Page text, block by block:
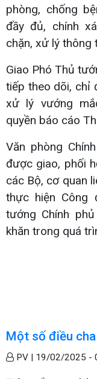
phòng, chống
đầy đủ, chính
chặn, xử lý thông
Giao Phó Thủ
tiếp theo dõi, chỉ
xử lý vướng
quyền báo cáo
Văn phòng
được giao, phối
các Bộ, cơ quan
thực hiện Công
tướng Chính
khăn trong quá
Một số điều
PV | 19/02/2025 -